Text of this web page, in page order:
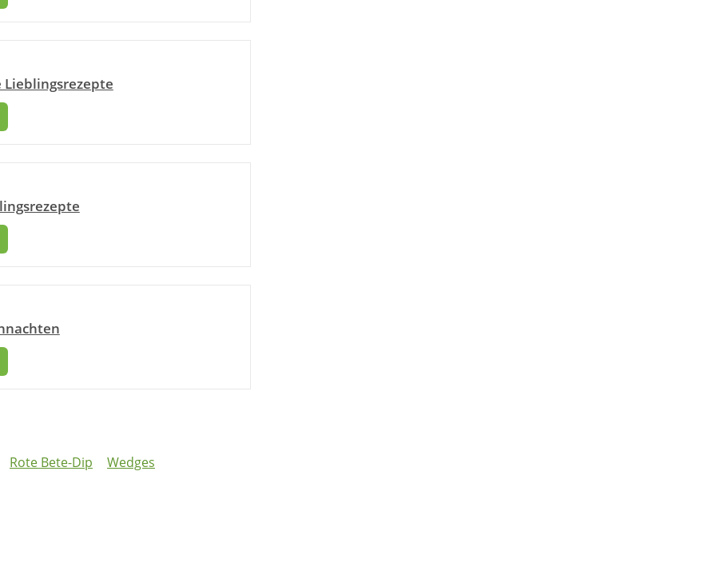
Lieblingsrezepte
Rote Bete-Dip Wedges